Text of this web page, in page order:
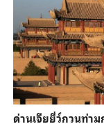
ด่านเจียยี่ว์กวนท่า